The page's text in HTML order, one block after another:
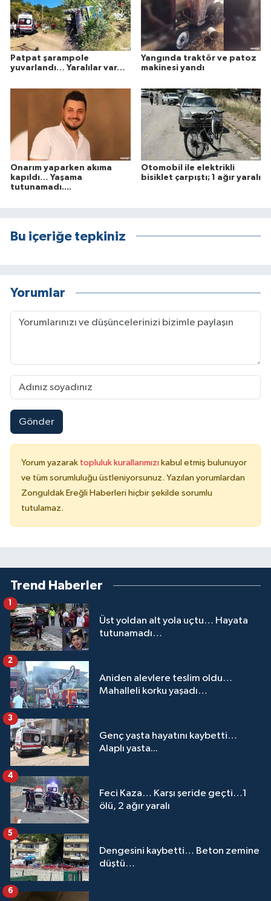
Patpat şarampole
yuvarlandı… Yaralılar var…
Yangında traktör ve patoz
makinesi yandı
Onarım yaparken akıma
kapıldı… Yaşama
tutunamadı....
Otomobil ile elektrikli
bisiklet çarpıştı; 1 ağır yaralı
Bu içeriğe tepkiniz
Yorumlar
Gönder
Yorum yazarak topluluk kurallarımızı kabul etmiş bulunuyor
ve tüm sorumluluğu üstleniyorsunuz. Yazılan yorumlardan
Zonguldak Ereğli Haberleri hiçbir şekilde sorumlu
tutulamaz.
Trend Haberler
Üst yoldan alt yola uçtu… Hayata
tutunamadı…
1
Aniden alevlere teslim oldu…
Mahalleli korku yaşadı…
2
Genç yaşta hayatını kaybetti…
Alaplı yasta...
3
Feci Kaza… Karşı şeride geçti…1
ölü, 2 ağır yaralı
4
Dengesini kaybetti… Beton zemine
düştü…
5
6